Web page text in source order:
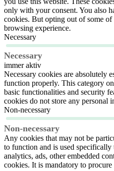
only with your consent. You also
cookies. But opting out of some
browsing experience.
Necessary
Necessary
immer aktiv
Necessary cookies are absolutely
function properly. This category
basic functionalities and security
cookies do not store any personal
Non-necessary
Non-necessary
Any cookies that may not be
to function and is used specifically
analytics, ads, other embedded
cookies. It is mandatory to